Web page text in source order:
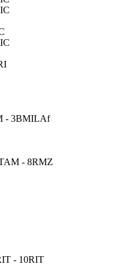
- 3BMILAf
- 8RMZ
- 10RIT